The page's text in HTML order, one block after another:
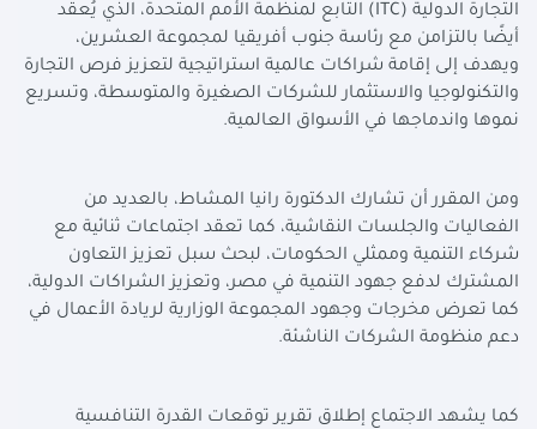
التجارة الدولية (ITC) التابع لمنظمة الأمم المتحدة، الذي يُعقد
أيضًا بالتزامن مع رئاسة جنوب أفريقيا لمجموعة العشرين،
ويهدف إلى إقامة شراكات عالمية استراتيجية لتعزيز فرص التجارة
والتكنولوجيا والاستثمار للشركات الصغيرة والمتوسطة، وتسريع
نموها واندماجها في الأسواق العالمية.
ومن المقرر أن تشارك الدكتورة رانيا المشاط، بالعديد من
الفعاليات والجلسات النقاشية، كما تعقد اجتماعات ثنائية مع
شركاء التنمية وممثلي الحكومات، لبحث سبل تعزيز التعاون
المشترك لدفع جهود التنمية في مصر، وتعزيز الشراكات الدولية،
كما تعرض مخرجات وجهود المجموعة الوزارية لريادة الأعمال في
دعم منظومة الشركات الناشئة.
كما يشهد الاجتماع إطلاق تقرير توقعات القدرة التنافسية